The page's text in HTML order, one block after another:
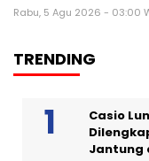
Rabu, 5 Agu 2026 - 03:00
TRENDING
Casio
Jantung